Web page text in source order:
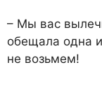
– Мы вас
обещала одна
не возьмем!